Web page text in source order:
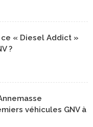
« Diesel Addict »
?
véhicules GNV à